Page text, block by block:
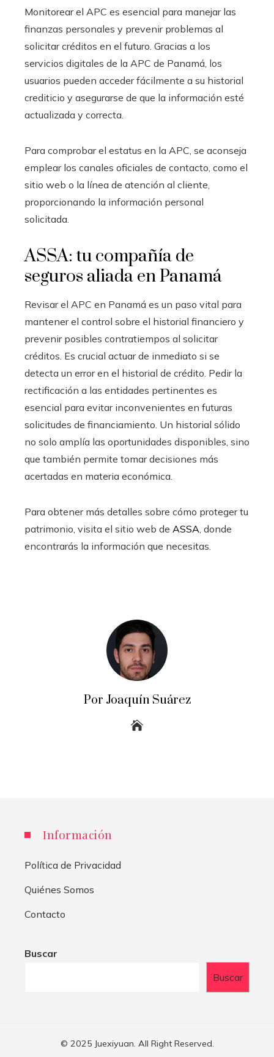
Monitorear el APC es esencial para manejar las
finanzas personales y prevenir problemas al
solicitar créditos en el futuro. Gracias a los
servicios digitales de la APC de Panamá, los
usuarios pueden acceder fácilmente a su historial
crediticio y asegurarse de que la información esté
actualizada y correcta.
Para comprobar el estatus en la APC, se aconseja
emplear los canales oficiales de contacto, como el
sitio web o la línea de atención al cliente,
proporcionando la información personal
solicitada.
ASSA: tu compañía de
seguros aliada en Panamá
Revisar el APC en Panamá es un paso vital para
mantener el control sobre el historial financiero y
prevenir posibles contratiempos al solicitar
créditos. Es crucial actuar de inmediato si se
detecta un error en el historial de crédito. Pedir la
rectificación a las entidades pertinentes es
esencial para evitar inconvenientes en futuras
solicitudes de financiamiento. Un historial sólido
no solo amplía las oportunidades disponibles, sino
que también permite tomar decisiones más
acertadas en materia económica.
Para obtener más detalles sobre cómo proteger tu
patrimonio, visita el sitio web de ASSA, donde
encontrarás la información que necesitas.
Por Joaquín Suárez
Información
Política de Privacidad
Quiénes Somos
Contacto
Buscar
Buscar
© 2025 Juexiyuan. All Right Reserved.